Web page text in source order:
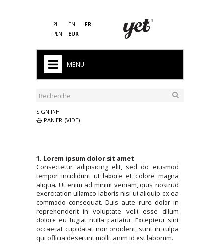
PL EN
FR
PLN
EUR
MENU
HOMME
ENFANT
PRO
SACS DE COUCHAGE
EQUIPEMENTS
SIGN INH
PANIER (VIDE)
1. Lorem ipsum dolor sit amet
Consectetur adipisicing elit, sed do eiusmod
tempor incididunt ut labore et dolore magna
aliqua. Ut enim ad minim veniam, quis nostrud
exercitation ullamco laboris nisi ut aliquip ex ea
commodo consequat. Duis aute irure dolor in
reprehenderit in voluptate velit esse cillum
dolore eu fugiat nulla pariatur. Excepteur sint
occaecat cupidatat non proident, sunt in culpa
qui officia deserunt mollit anim id est laborum.